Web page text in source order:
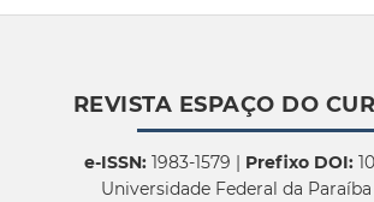
REVISTA ESPAÇO DO
e-ISSN:1983-1579 | Prefixo DOI:
Universidade Federal da Paraíba